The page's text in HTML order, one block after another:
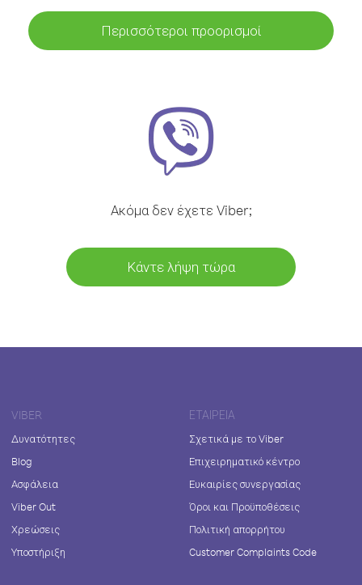
Περισσότεροι προορισμοί
Ακόμα δεν έχετε Viber;
Κάντε λήψη τώρα
VIBER
Δυνατότητες
Blog
Ασφάλεια
Viber Out
Χρεώσεις
Υποστήριξη
ΕΤΑΙΡΕΊΑ
Σχετικά με το Viber
Επιχειρηματικό κέντρο
Ευκαιρίες συνεργασίας
Όροι και Προϋποθέσεις
Πολιτική απορρήτου
Customer Complaints Code